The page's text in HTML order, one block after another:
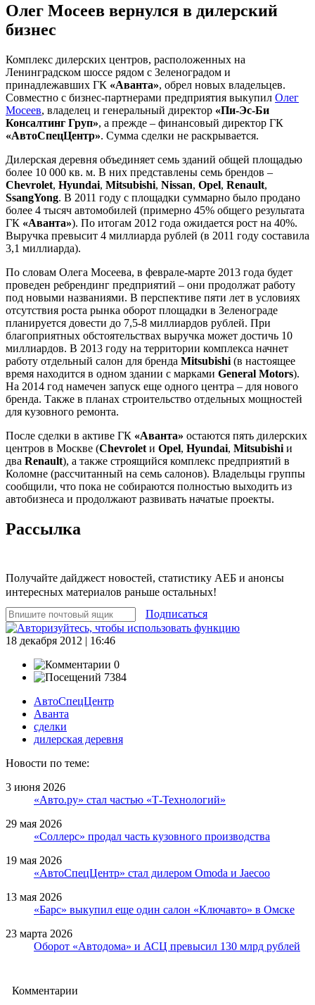
Олег Мосеев вернулся в дилерский
бизнес
Комплекс дилерских центров, расположенных на
Ленинградском шоссе рядом с Зеленоградом и
принадлежавших ГК «Аванта», обрел новых владельцев.
Совместно с бизнес-партнерами предприятия выкупил Олег
Мосеев, владелец и генеральный директор «Пи-Эс-Би
Консалтинг Груп», а прежде – финансовый директор ГК
«АвтоСпецЦентр». Сумма сделки не раскрывается.
Дилерская деревня объединяет семь зданий общей площадью
более 10 000 кв. м. В них представлены семь брендов –
Chevrolet, Hyundai, Mitsubishi, Nissan, Opel, Renault,
SsangYong. В 2011 году с площадки суммарно было продано
более 4 тысяч автомобилей (примерно 45% общего результата
ГК «Аванта»). По итогам 2012 года ожидается рост на 40%.
Выручка превысит 4 миллиарда рублей (в 2011 году составила
3,1 миллиарда).
По словам Олега Мосеева, в феврале-марте 2013 года будет
проведен ребрендинг предприятий – они продолжат работу
под новыми названиями. В перспективе пяти лет в условиях
отсутствия роста рынка оборот площадки в Зеленограде
планируется довести до 7,5-8 миллиардов рублей. При
благоприятных обстоятельствах выручка может достичь 10
миллиардов. В 2013 году на территории комплекса начнет
работу отдельный салон для бренда Mitsubishi (в настоящее
время находится в одном здании с марками General Motors).
На 2014 год намечен запуск еще одного центра – для нового
бренда. Также в планах строительство отдельных мощностей
для кузовного ремонта.
После сделки в активе ГК «Аванта» остаются пять дилерских
центров в Москве (Chevrolet и Opel, Hyundai, Mitsubishi и
два Renault), а также строящийся комплекс предприятий в
Коломне (рассчитанный на семь салонов). Владельцы группы
сообщили, что пока не собираются полностью выходить из
автобизнеса и продолжают развивать начатые проекты.
Рассылка
Получайте дайджест новостей, статистику АЕБ и анонсы
интересных материалов раньше остальных!
Подписаться
18 декабря 2012 | 16:46
0
7384
АвтоСпецЦентр
Аванта
сделки
дилерская деревня
Новости по теме:
3 июня 2026
«Авто.ру» стал частью «Т-Технологий»
29 мая 2026
«Соллерс» продал часть кузовного производства
19 мая 2026
«АвтоСпецЦентр» стал дилером Omoda и Jaecoo
13 мая 2026
«Барс» выкупил еще один салон «Ключавто» в Омске
23 марта 2026
Оборот «Автодома» и АСЦ превысил 130 млрд рублей
Комментарии